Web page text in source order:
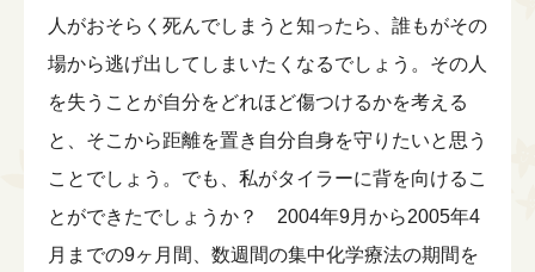
人がおそらく死んでしまうと知ったら、誰もがその
場から逃げ出してしまいたくなるでしょう。その人
を失うことが自分をどれほど傷つけるかを考える
と、そこから距離を置き自分自身を守りたいと思う
ことでしょう。でも、私がタイラーに背を向けるこ
とができたでしょうか？ 2004年9月から2005年4
月までの9ヶ月間、数週間の集中化学療法の期間を